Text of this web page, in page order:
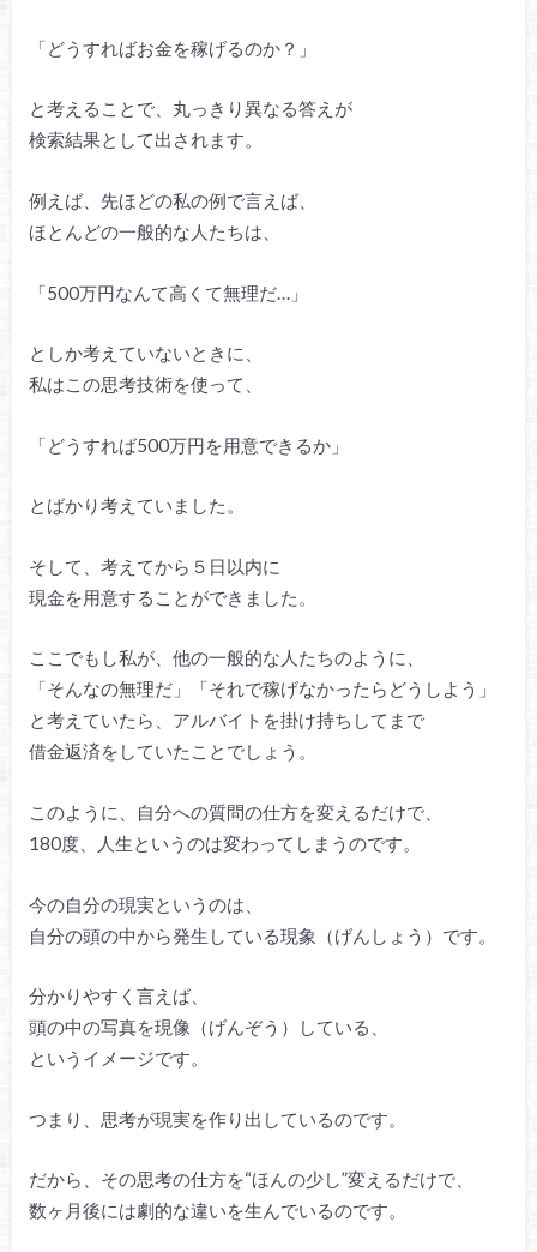
「どうすればお金を稼げるのか？」
と考えることで、丸っきり異なる答えが
検索結果として出されます。
例えば、先ほどの私の例で言えば、
ほとんどの一般的な人たちは、
「500万円なんて高くて無理だ…」
としか考えていないときに、
私はこの思考技術を使って、
「どうすれば500万円を用意できるか」
とばかり考えていました。
そして、考えてから５日以内に
現金を用意することができました。
ここでもし私が、他の一般的な人たちのように、
「そんなの無理だ」「それで稼げなかったらどうしよう」
と考えていたら、アルバイトを掛け持ちしてまで
借金返済をしていたことでしょう。
このように、自分への質問の仕方を変えるだけで、
180度、人生というのは変わってしまうのです。
今の自分の現実というのは、
自分の頭の中から発生している現象（げんしょう）です。
分かりやすく言えば、
頭の中の写真を現像（げんぞう）している、
というイメージです。
つまり、思考が現実を作り出しているのです。
だから、その思考の仕方を“ほんの少し”変えるだけで、
数ヶ月後には劇的な違いを生んでいるのです。